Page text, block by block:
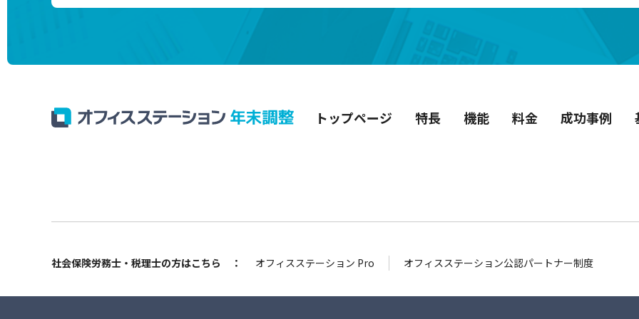
トップページ 特長 機能 料金 成功事例
社会保険労務士・税理士の方はこちら ： オフィスステーション Pro オフィスステーション公認パートナー制度